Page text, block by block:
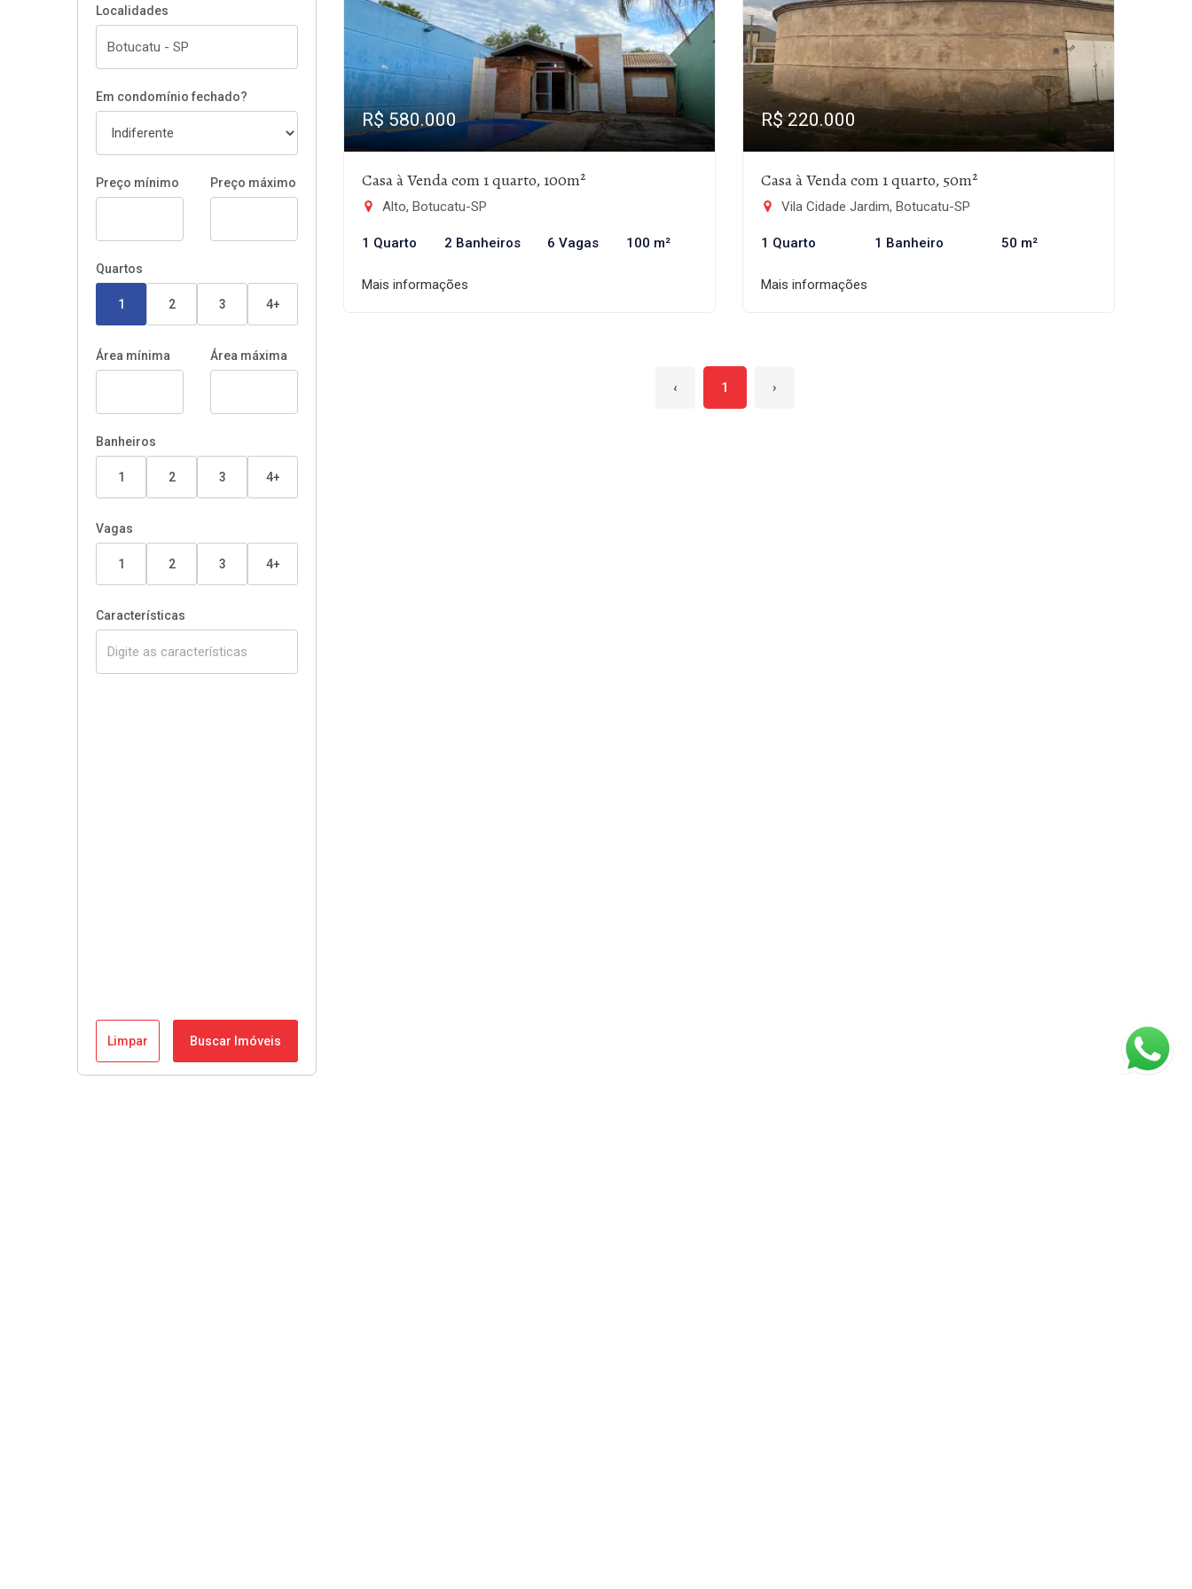
Localidades
Em condomínio fechado?
Preço mínimo Preço máximo
Quartos
1 2 3 4+
Área mínima Área máxima
Banheiros
1 2 3 4+
Vagas
1 2 3 4+
Características
Limpar Buscar Imóveis
R$ 580.000
Casa à Venda com 1 quarto, 100m²
Alto, Botucatu-SP
1 Quarto 2 Banheiros 6 Vagas 100 m²
Mais informações
R$ 220.000
Casa à Venda com 1 quarto, 50m²
Vila Cidade Jardim, Botucatu-SP
1 Quarto 1 Banheiro 50 m²
Mais informações
‹ 1 ›